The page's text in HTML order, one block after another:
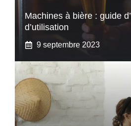
Machines à bière : guide
d’utilisation
9 septembre 2023